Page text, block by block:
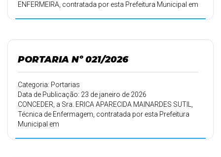
ENFERMEIRA, contratada por esta Prefeitura Municipal em
PORTARIA Nº 021/2026
Categoria: Portarias
Data de Publicação: 23 de janeiro de 2026
CONCEDER, a Sra. ERICA APARECIDA MAINARDES SUTIL,
Técnica de Enfermagem, contratada por esta Prefeitura
Municipal em